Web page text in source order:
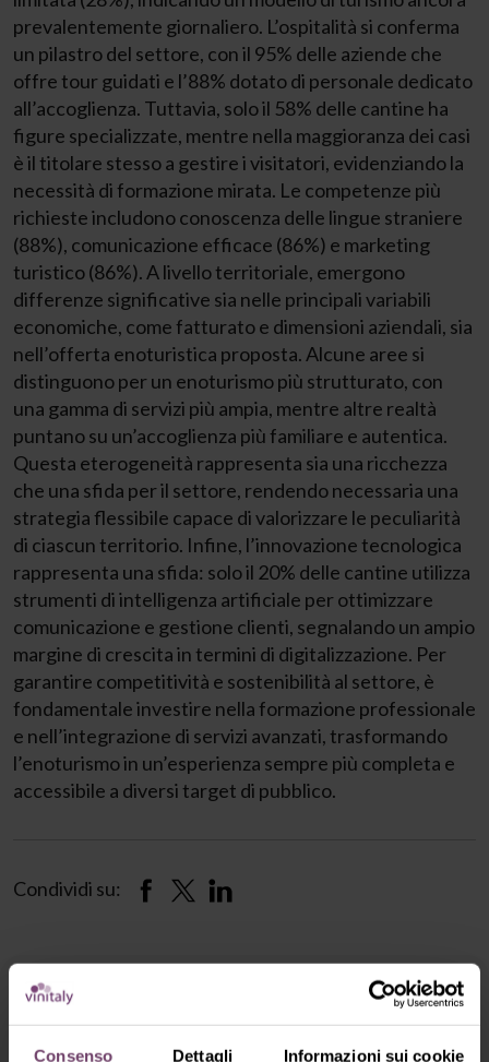
Consenso Dettagli Informazioni sui cookie
Organizzatori
prevalentemente giornaliero. L’ospitalità si conferma
un pilastro del settore, con il 95% delle aziende che
offre tour guidati e l’88% dotato di personale dedicato
all’accoglienza. Tuttavia, solo il 58% delle cantine ha
figure specializzate, mentre nella maggioranza dei casi
è il titolare stesso a gestire i visitatori, evidenziando la
necessità di formazione mirata. Le competenze più
richieste includono conoscenza delle lingue straniere
(88%), comunicazione efficace (86%) e marketing
turistico (86%). A livello territoriale, emergono
differenze significative sia nelle principali variabili
economiche, come fatturato e dimensioni aziendali, sia
nell’offerta enoturistica proposta. Alcune aree si
distinguono per un enoturismo più strutturato, con
una gamma di servizi più ampia, mentre altre realtà
puntano su un’accoglienza più familiare e autentica.
Questa eterogeneità rappresenta sia una ricchezza
che una sfida per il settore, rendendo necessaria una
strategia flessibile capace di valorizzare le peculiarità
di ciascun territorio. Infine, l’innovazione tecnologica
rappresenta una sfida: solo il 20% delle cantine utilizza
strumenti di intelligenza artificiale per ottimizzare
comunicazione e gestione clienti, segnalando un ampio
margine di crescita in termini di digitalizzazione. Per
garantire competitività e sostenibilità al settore, è
fondamentale investire nella formazione professionale
e nell’integrazione di servizi avanzati, trasformando
l’enoturismo in un’esperienza sempre più completa e
accessibile a diversi target di pubblico.
Condividi su: